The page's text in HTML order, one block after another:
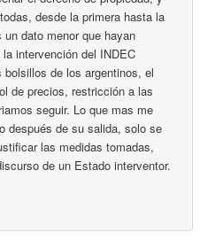
desde la primera hasta la
dato menor que hayan
intervención del INDEC
de los argentinos, el
de precios, restricción a las
seguir. Lo que mas me
después de su salida, solo se
las medidas tomadas,
de un Estado interventor.